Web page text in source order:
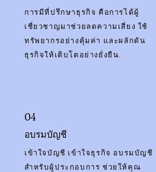
การมีที่ปรึกษาธุรกิจ คือการได้ผู้
เชี่ยวชาญมาช่วยลดความเสี่ยง ใช้
ทรัพยากรอย่างคุ้มค่า และผลักดัน
ธุรกิจให้เติบโตอย่างยั่งยืน.
04
อบรมบัญชี
เข้าใจบัญชี เข้าใจธุรกิจ อบรมบัญชี
สำหรับผู้ประกอบการ ช่วยให้คุณ